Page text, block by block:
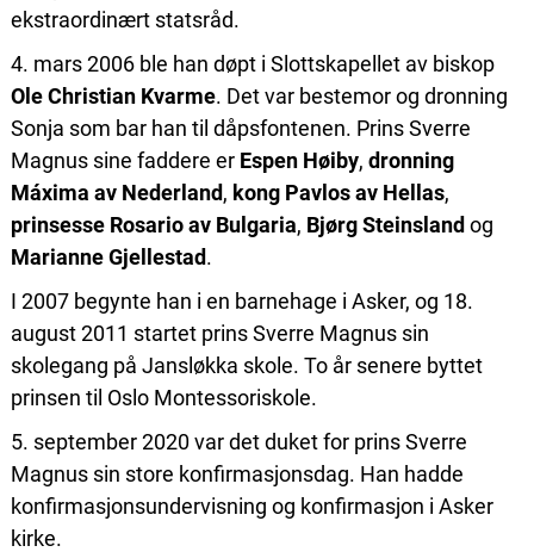
ekstraordinært statsråd.
4. mars 2006 ble han døpt i Slottskapellet av biskop
Ole Christian Kvarme. Det var bestemor og dronning
Sonja som bar han til dåpsfontenen. Prins Sverre
Magnus sine faddere er Espen Høiby, dronning
Máxima av Nederland, kong Pavlos av Hellas,
prinsesse Rosario av Bulgaria, Bjørg Steinsland og
Marianne Gjellestad.
I 2007 begynte han i en barnehage i Asker, og 18.
august 2011 startet prins Sverre Magnus sin
skolegang på Jansløkka skole. To år senere byttet
prinsen til Oslo Montessoriskole.
5. september 2020 var det duket for prins Sverre
Magnus sin store konfirmasjonsdag. Han hadde
konfirmasjonsundervisning og konfirmasjon i Asker
kirke.